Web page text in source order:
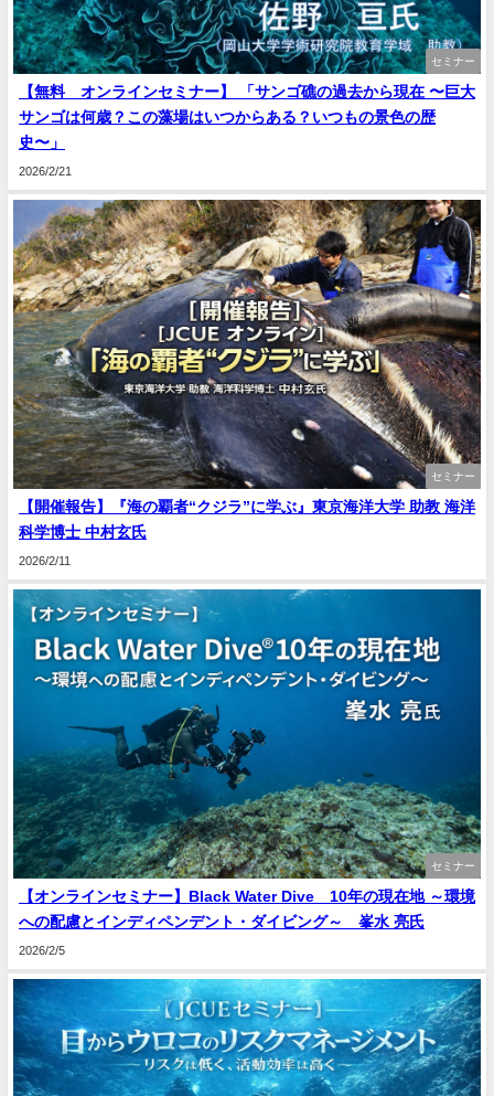
セミナー
【無料 オンラインセミナー】 「サンゴ礁の過去から現在 〜巨大
サンゴは何歳？この藻場はいつからある？いつもの景色の歴
史〜」
2026/2/21
セミナー
【開催報告】『海の覇者“クジラ”に学ぶ』東京海洋大学 助教 海洋
科学博士 中村玄氏
2026/2/11
セミナー
【オンラインセミナー】Black Water Dive®10年の現在地 ～環境
への配慮とインディペンデント・ダイビング～ 峯水 亮氏
2026/2/5